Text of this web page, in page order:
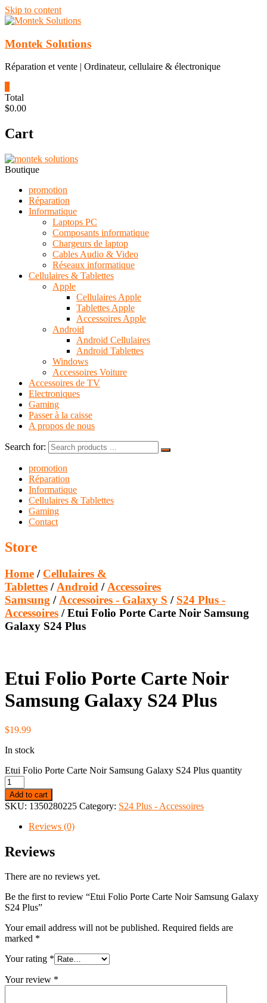
Skip to content
Montek Solutions
Réparation et vente | Ordinateur, cellulaire & électronique
Total
$0.00
Cart
Boutique
promotion
Réparation
Informatique
Laptops PC
Composants informatique
Chargeurs de laptop
Cables Audio & Video
Réseaux informatique
Cellulaires & Tablettes
Apple
Cellulaires Apple
Tablettes Apple
Accessoires Apple
Android
Android Cellulaires
Android Tablettes
Windows
Accessoires Voiture
Accessoires de TV
Electroniques
Gaming
Passer à la caisse
A propos de nous
Search for:
promotion
Réparation
Informatique
Cellulaires & Tablettes
Gaming
Contact
Store
Home / Cellulaires &
Tablettes / Android / Accessoires
Samsung / Accessoires - Galaxy S / S24 Plus -
Accessoires / Etui Folio Porte Carte Noir Samsung
Galaxy S24 Plus
Etui Folio Porte Carte Noir
Samsung Galaxy S24 Plus
$19.99
In stock
Etui Folio Porte Carte Noir Samsung Galaxy S24 Plus quantity
Add to cart
SKU: 1350280225 Category: S24 Plus - Accessoires
Reviews (0)
Reviews
There are no reviews yet.
Be the first to review “Etui Folio Porte Carte Noir Samsung Galaxy
S24 Plus”
Your email address will not be published. Required fields are
marked *
Your rating *
Your review *